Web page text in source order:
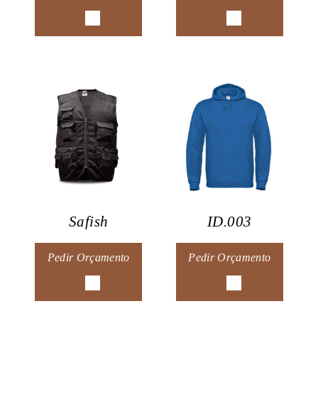
Safish
Pedir Orçamento
ID.003
Pedir Orçamento